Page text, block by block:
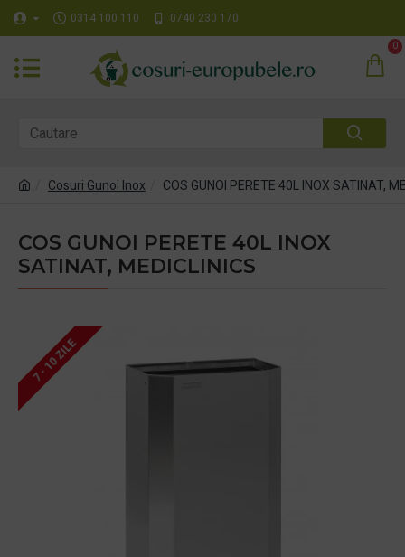
0314 100 110 0740 230 170
0
Cosuri Gunoi Inox COS GUNOI PERETE 40L INOX SATINAT,
COS GUNOI PERETE 40L INOX
SATINAT, MEDICLINICS
7 - 10 ZILE